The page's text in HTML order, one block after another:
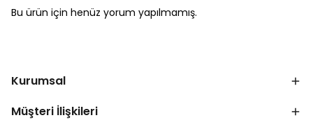
Bu ürün için henüz yorum yapılmamış.
Kurumsal
Müşteri İlişkileri